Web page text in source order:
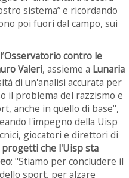
sistema” e ricordando
poi fuori dal campo, sui
Osservatorio contro le
Valeri, assieme a Lunaria
di un'analisi accurata per
il problema del razzismo e
anche in quello di base",
l'impegno della Uisp
giocatori e direttori di
progetti che l'Uisp sta
: "Stiamo per concludere il
sport, per alzare